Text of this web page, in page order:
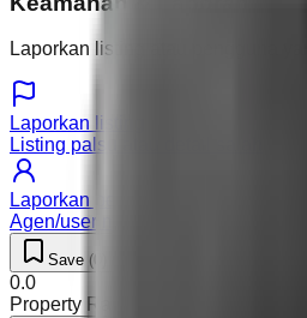
Laporkan listing atau pengguna
Laporkan listing
Listing palsu atau detail salah
Laporkan pengguna
Agen/user mencurigakan
Save (
0.0
Property Rating (